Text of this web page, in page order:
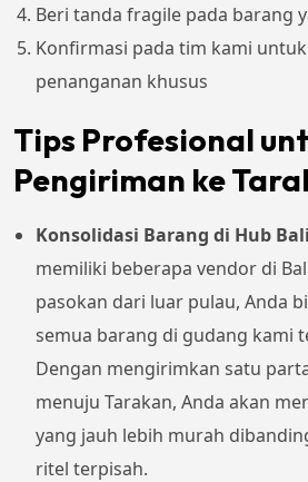
Beri tanda fragile pada barang
Konfirmasi pada tim kami
penanganan khusus
Tips Profesional
Pengiriman ke
Konsolidasi Barang di Hub
memiliki beberapa vendor di
pasokan dari luar pulau, Anda
semua barang di gudang kami
Dengan mengirimkan satu
menuju Tarakan, Anda akan
yang jauh lebih murah
ritel terpisah.